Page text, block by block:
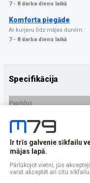
7 - 8 darba dienu laikā
Komforta piegāde
Ar kurjeru līdz mājas durvīm:
7 - 8 darba dienu laikā
Specifikācija
Papildus
Ražotājs
PRECES APRAKSTS
EAN - 5903108676298
Ir trīs galvenie sīkfailu
mājas lapā.
Pārlūkojot vietni, jūs
varat akceptēt arī citu sīkfailu